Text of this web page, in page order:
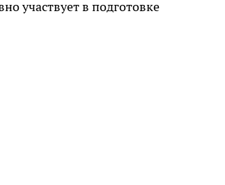
участвует в подготовке